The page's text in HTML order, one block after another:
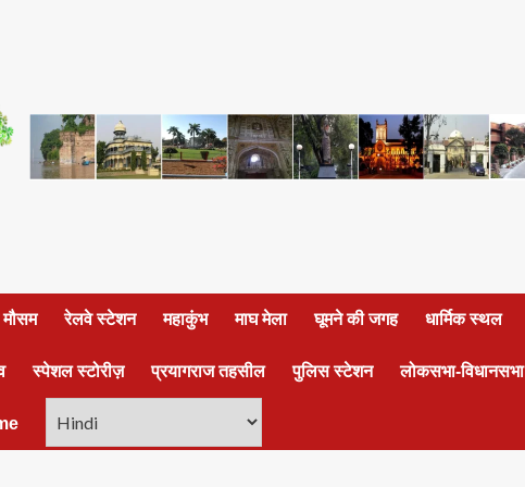
रेलवे स्टेशन महाकुंभ माघ मेला घूमने की जगह धार्मिक स्थल
स्पेशल स्टोरीज़ प्रयागराज तहसील पुलिस स्टेशन लोकसभा-विधानसभा